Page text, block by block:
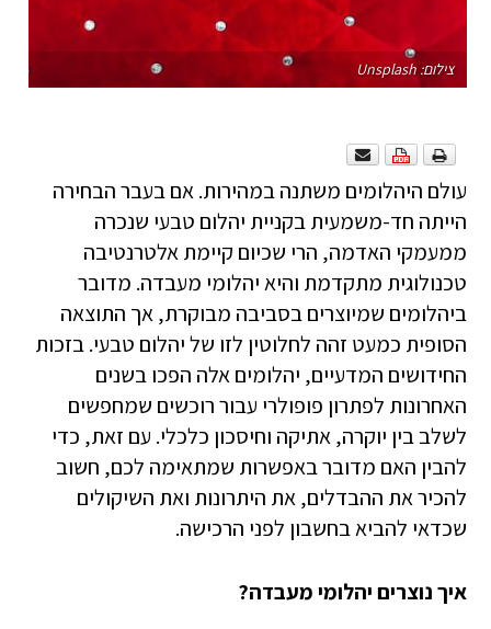
צילום: Unsplash
עולם היהלומים משתנה במהירות. אם בעבר הבחירה
הייתה חד-משמעית בקניית יהלום טבעי שנכרה
ממעמקי האדמה, הרי שכיום קיימת אלטרנטיבה
טכנולוגית מתקדמת והיא יהלומי מעבדה. מדובר
ביהלומים שמיוצרים בסביבה מבוקרת, אך התוצאה
הסופית כמעט זהה לחלוטין לזו של יהלום טבעי. בזכות
החידושים המדעיים, יהלומים אלה הפכו בשנים
האחרונות לפתרון פופולרי עבור רוכשים שמחפשים
לשלב בין יוקרה, אתיקה וחיסכון כלכלי. עם זאת, כדי
להבין האם מדובר באפשרות שמתאימה לכם, חשוב
להכיר את ההבדלים, את היתרונות ואת השיקולים
שכדאי להביא בחשבון לפני הרכישה.
איך נוצרים יהלומי מעבדה?